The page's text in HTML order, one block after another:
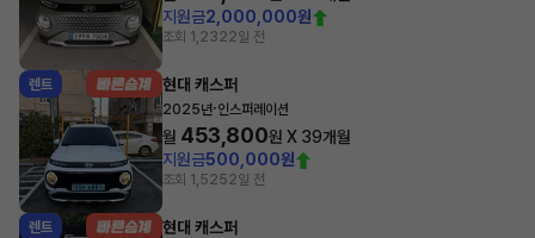
지원금2,000,000원
조회 1,2322일 전
렌트 현대 캐스퍼
2025년·인스퍼레이션
월 453,800원 X 39개월
지원금500,000원
조회 1,5252일 전
렌트 현대 캐스퍼